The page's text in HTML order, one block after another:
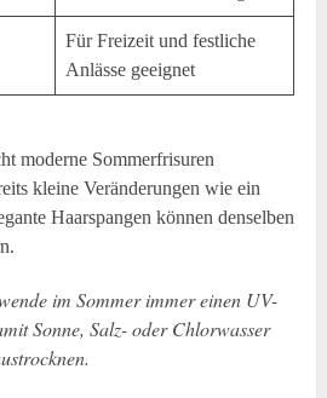
Für Freizeit und festliche
Anlässe geeignet
moderne Sommerfrisuren
kleine Veränderungen wie ein
Haarspangen können denselben
im Sommer immer einen UV-
Sonne, Salz- oder Chlorwasser